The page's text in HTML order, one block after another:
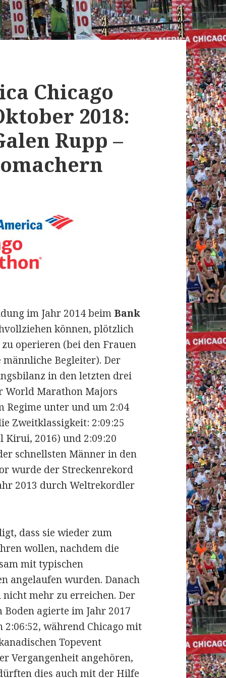
Chicago
2018:
Rupp –
im Jahr 2014 beim Bank
können, plötzlich
operieren (bei den Frauen
Begleiter). Der
in den letzten drei
World Marathon Majors
Regime unter und um 2:04
Zweitklassigkeit: 2:09:25
Kirui, 2016) und 2:09:20
schnellsten Männer in den
wurde der Streckenrekord
2013 durch Weltrekordler
dass sie wieder zum
wollen, nachdem die
mit typischen
angelaufen wurden. Danach
mehr zu erreichen. Der
agierte im Jahr 2017
während Chicago mit
Topevent
Vergangenheit angehören,
dies auch mit der Hilfe